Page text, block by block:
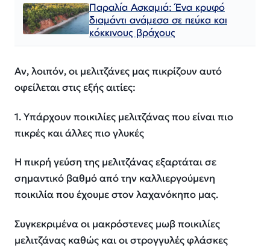
Παραλία Ασκαμιά: Ένα κρυφό
διαμάντι ανάμεσα σε πεύκα και
κόκκινους βράχους
Αν, λοιπόν, οι μελιτζάνες μας πικρίζουν αυτό
οφείλεται στις εξής αιτίες:
1. Υπάρχουν ποικιλίες μελιτζάνας που είναι πιο
πικρές και άλλες πιο γλυκές
Η πικρή γεύση της μελιτζάνας εξαρτάται σε
σημαντικό βαθμό από την καλλιεργούμενη
ποικιλία που έχουμε στον λαχανόκηπο μας.
Συγκεκριμένα οι μακρόστενες μωβ ποικιλίες
μελιτζάνας καθώς και οι στρογγυλές φλάσκες